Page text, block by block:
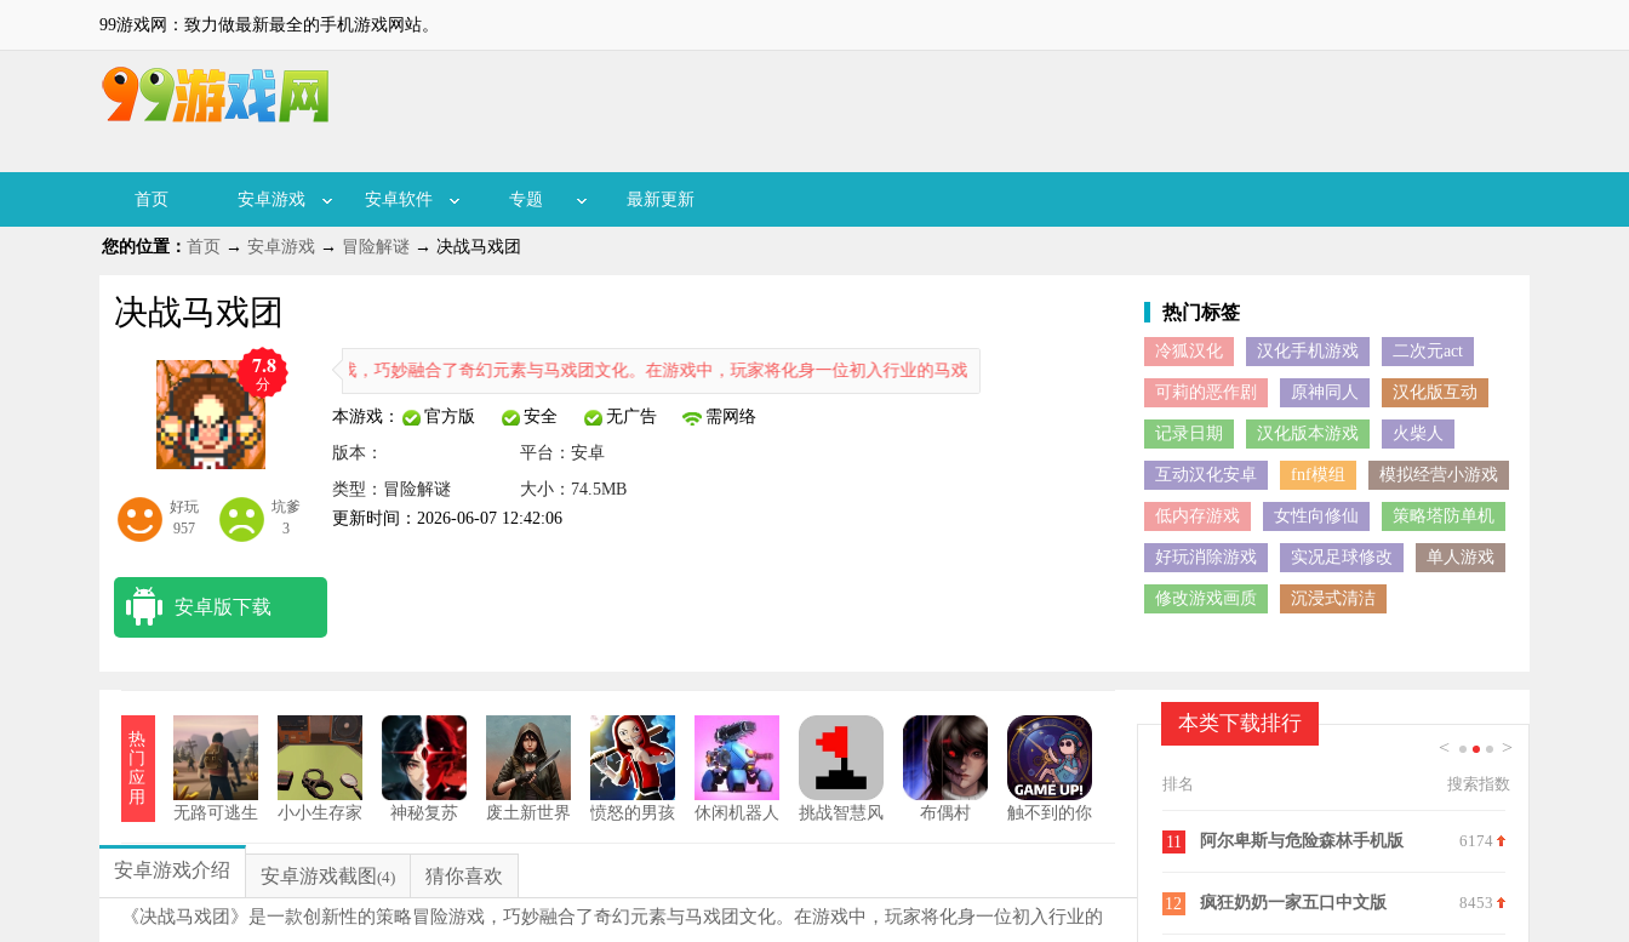
99游戏网：致力做最新最全的手机游戏网站。
首页 安卓游戏 安卓软件 专题 最新更新
您的位置： 首页 → 安卓游戏 → 冒险解谜 → 决战马戏团
决战马戏团
7.8
分
好玩
957
坑爹
3
马戏团》是一款创新性的策略冒险游戏，巧妙融合了奇幻元素与马戏团文化。在游戏中，玩家将化身一位初入行业的马戏团团长，率领着一群拥有独特技艺的动物伙伴以及人类助手，踏上穿越奇幻大陆的旅程。旅
本游戏： 官方版 安全 无广告
需网络
版本：
平台： 安卓
类型：冒险解谜
大小：74.5MB
更新时间：2026-06-07 12:42:06
安卓版下载
热门标签
冷狐汉化 汉化手机游戏 二次元act
可莉的恶作剧 原神同人 汉化版互动
记录日期 汉化版本游戏 火柴人
互动汉化安卓 fnf模组 模拟经营小游戏
低内存游戏 女性向修仙 策略塔防单机
好玩消除游戏 实况足球修改 单人游戏
修改游戏画质 沉浸式清洁
热
门
应
用
无路可逃生
小小生存家
神秘复苏
废土新世界
愤怒的男孩
休闲机器人
挑战智慧风
布偶村
触不到的你
安卓游戏介绍 安卓游戏截图 (4) 猜你喜欢
《决战马戏团》是一款创新性的策略冒险游戏，巧妙融合了奇幻元素与马戏团文化。在游戏中，玩家将化身一位初入行业的
本类下载排行
< >
排名 搜索指数
2 恐怖老奶奶重制版 9304
11 阿尔卑斯与危险森林手机版 6174
12 疯狂奶奶一家五口中文版 8453